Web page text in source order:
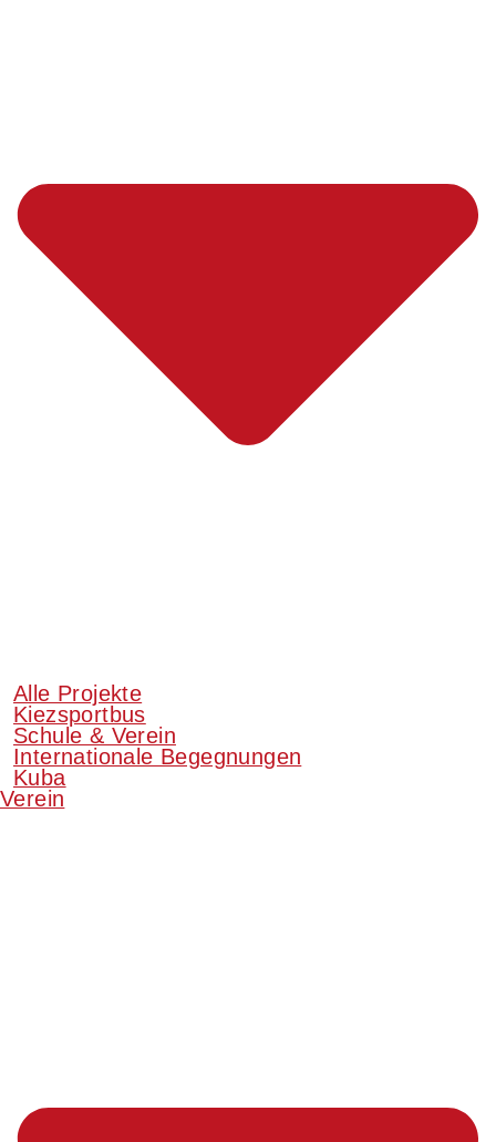
Alle Projekte
Kiezsportbus
Schule & Verein
Internationale Begegnungen
Kuba
Verein